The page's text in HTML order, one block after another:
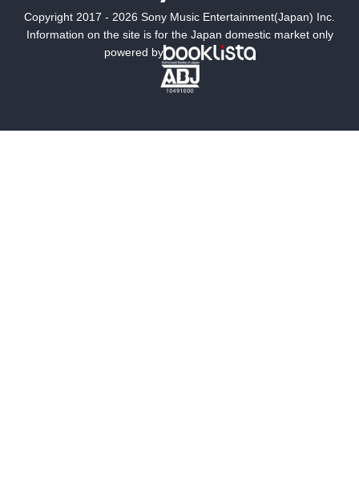
ミステリー SF
文学
Copyright 2017 - 2026 Sony Music Entertainment(Japan) Inc.
Information on the site is for the Japan domestic market only
powered by